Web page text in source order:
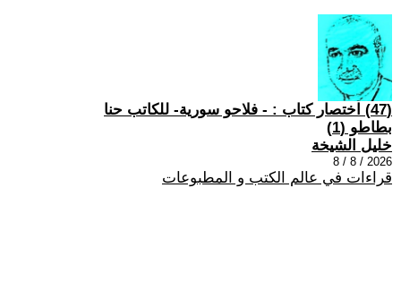
(47) اختصار كتاب : - فلاحو سورية- للكاتب حنا
بطاطو (1)
خليل الشيخة
2026 / 8 / 8
قراءات في عالم الكتب و المطبوعات